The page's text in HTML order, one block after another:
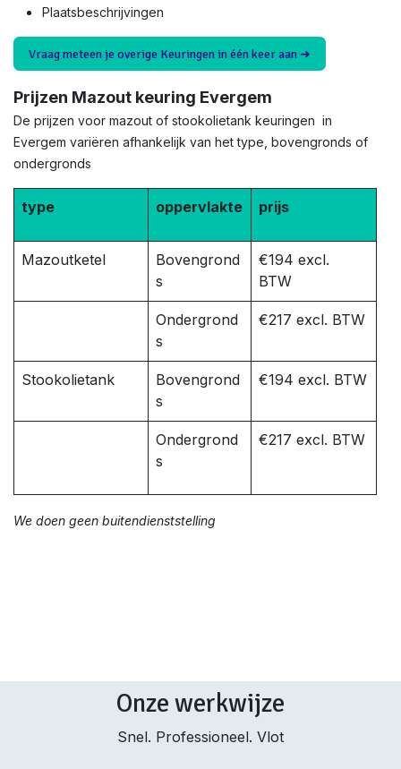
Plaatsbeschrijvingen
Vraag meteen je overige Keuringen in één keer aan ➜
Prijzen Mazout keuring Evergem
De prijzen voor mazout of stookolietank keuringen in
Evergem variëren afhankelijk van het type, bovengronds of
ondergronds
type oppervlakte prijs
Mazoutketel
Bovengrond
s
€194 excl.
BTW
Ondergrond
s
€217 excl. BTW
Stookolietank
Bovengrond
s
€194 excl. BTW
Ondergrond
s
€217 excl. BTW
We doen geen buitendienststelling
Onze werkwijze
Snel. Professioneel. Vlot